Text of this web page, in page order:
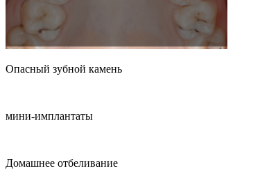
Опасный зубной камень
мини-имплантаты
Домашнее отбеливание